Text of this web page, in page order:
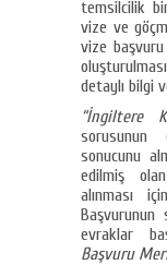
temsilcilik
vize ve
vize başvuru
detaylı bilgi
“İngiltere
sorusunun
sonucunu
edilmiş
alınması
evraklar
Başvuru